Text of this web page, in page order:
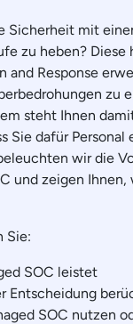
Sicherheit mit
zu heben? Diese
and Response
zu
steht Ihnen
Sie dafür Personal
wir die
und zeigen
Sie:
SOC leistet
Entscheidung
SOC nutzen